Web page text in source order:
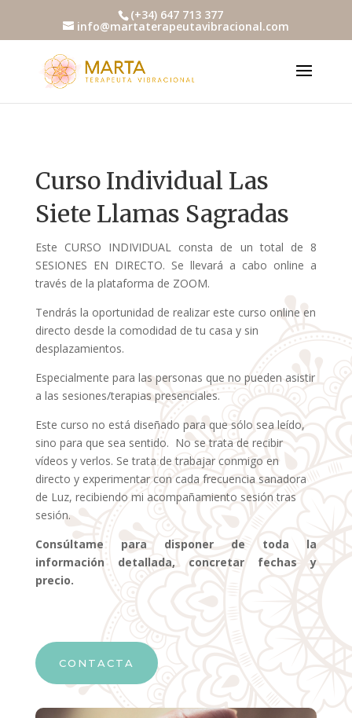
(+34) 647 713 377
info@martaterapeutavibracional.com
Curso Individual Las
Siete Llamas Sagradas
Este CURSO INDIVIDUAL consta de un total de 8
SESIONES EN DIRECTO. Se llevará a cabo online a
través de la plataforma de ZOOM.
Tendrás la oportunidad de realizar este curso online en
directo desde la comodidad de tu casa y sin
desplazamientos.
Especialmente para las personas que no pueden asistir
a las sesiones/terapias presenciales.
Este curso no está diseñado para que sólo sea leído,
sino para que sea sentido. No se trata de recibir
vídeos y verlos. Se trata de trabajar conmigo en
directo y experimentar con cada frecuencia sanadora
de Luz, recibiendo mi acompañamiento sesión tras
sesión.
Consúltame para disponer de toda la
información detallada, concretar fechas y
precio.
CONTACTA